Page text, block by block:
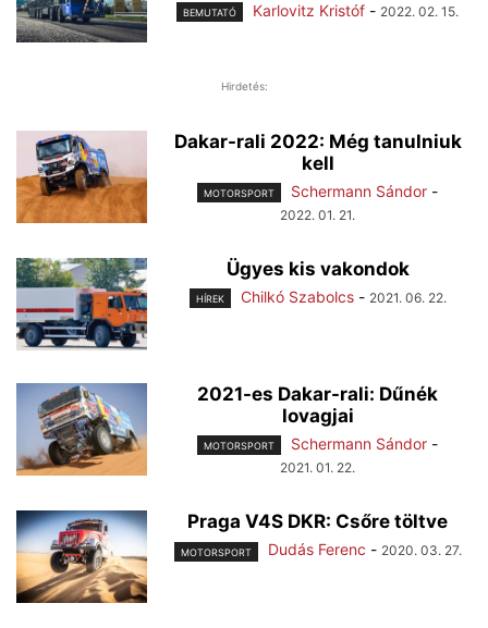
BEMUTATÓ Karlovitz Kristóf - 2022. 02. 15.
Hirdetés:
Dakar-rali 2022: Még tanulniuk
kell
MOTORSPORT Schermann Sándor -
2022. 01. 21.
Ügyes kis vakondok
HÍREK Chilkó Szabolcs - 2021. 06. 22.
2021-es Dakar-rali: Dűnék
lovagjai
MOTORSPORT Schermann Sándor -
2021. 01. 22.
Praga V4S DKR: Csőre töltve
MOTORSPORT Dudás Ferenc - 2020. 03. 27.